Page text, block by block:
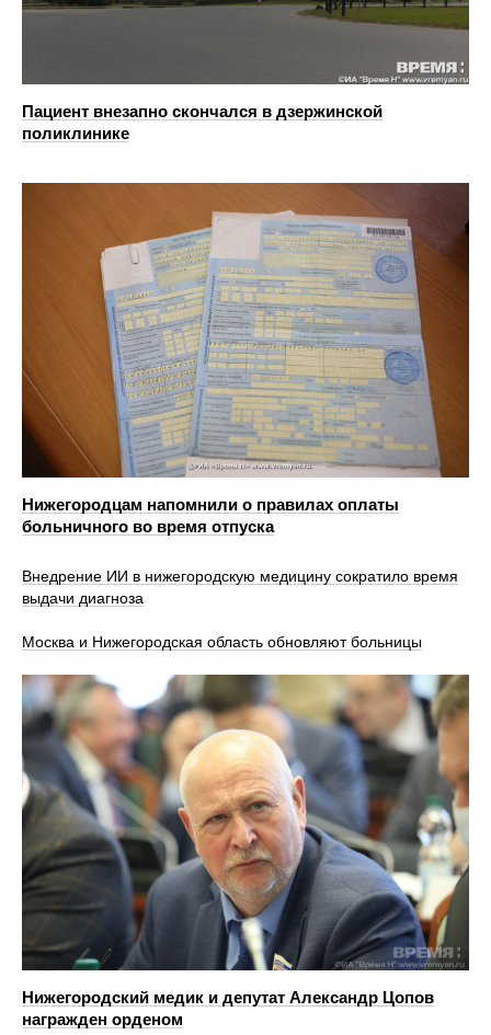
Пациент внезапно скончался в дзержинской
поликлинике
Нижегородцам напомнили о правилах оплаты
больничного во время отпуска
Внедрение ИИ в нижегородскую медицину сократило время
выдачи диагноза
Москва и Нижегородская область обновляют больницы
Нижегородский медик и депутат Александр Цопов
награжден орденом